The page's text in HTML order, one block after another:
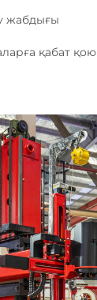
жабдығы
қабат қою